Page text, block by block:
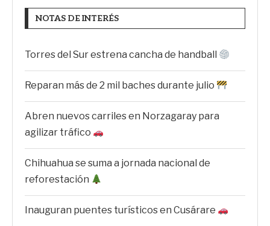
NOTAS DE INTERÉS
Torres del Sur estrena cancha de handball
Reparan más de 2 mil baches durante julio
Abren nuevos carriles en Norzagaray para
agilizar tráfico
Chihuahua se suma a jornada nacional de
reforestación
Inauguran puentes turísticos en Cusárare